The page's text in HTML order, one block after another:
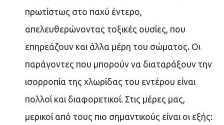
πρωτίστως στο παχύ έντερο,
απελευθερώνοντας τοξικές ουσίες, που
επηρεάζουν και άλλα μέρη του σώματος. Oι
παράγοντες που μπορούν να διαταράξουν την
ισορροπία της χλωρίδας του εντέρου είναι
πολλοί και διαφορετικοί. Στις μέρες μας,
μερικοί από τους πιο σημαντικούς είναι οι εξής: